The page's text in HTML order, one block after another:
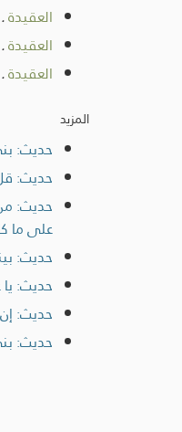
العقيدة.
العقيدة.
العقيدة.
المزيد
حديث:
حديث:
حديث:
على ما
حديث:
حديث:
حديث:
حديث: